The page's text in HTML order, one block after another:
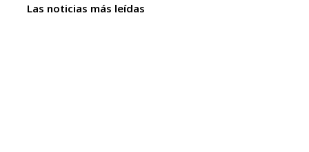
Las noticias más leídas